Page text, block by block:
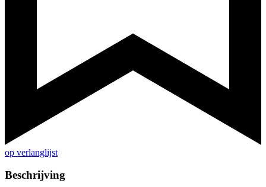
op verlanglijst
Beschrijving